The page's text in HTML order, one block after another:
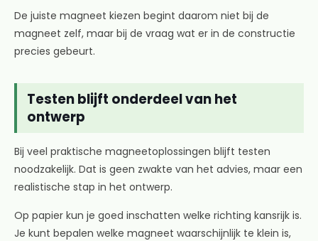
De juiste magneet kiezen begint daarom niet bij de
magneet zelf, maar bij de vraag wat er in de constructie
precies gebeurt.
Testen blijft onderdeel van het
ontwerp
Bij veel praktische magneetoplossingen blijft testen
noodzakelijk. Dat is geen zwakte van het advies, maar een
realistische stap in het ontwerp.
Op papier kun je goed inschatten welke richting kansrijk is.
Je kunt bepalen welke magneet waarschijnlijk te klein is,